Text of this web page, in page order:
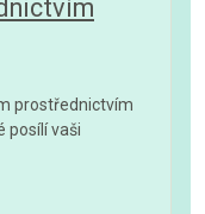
prostřednictvím
posílí vaši